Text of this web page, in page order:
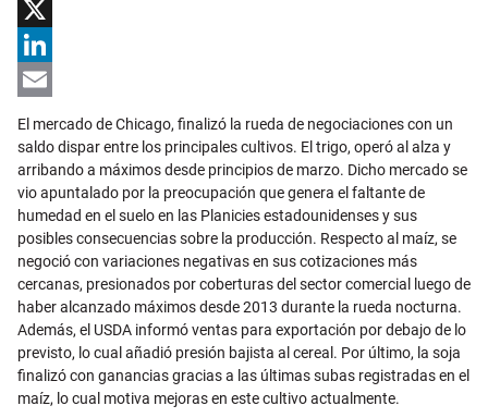
Facebook
X
LinkedIn
Email
El mercado de Chicago, finalizó la rueda de negociaciones con un
saldo dispar entre los principales cultivos. El trigo, operó al alza y
arribando a máximos desde principios de marzo. Dicho mercado se
vio apuntalado por la preocupación que genera el faltante de
humedad en el suelo en las Planicies estadounidenses y sus
posibles consecuencias sobre la producción. Respecto al maíz, se
negoció con variaciones negativas en sus cotizaciones más
cercanas, presionados por coberturas del sector comercial luego de
haber alcanzado máximos desde 2013 durante la rueda nocturna.
Además, el USDA informó ventas para exportación por debajo de lo
previsto, lo cual añadió presión bajista al cereal. Por último, la soja
finalizó con ganancias gracias a las últimas subas registradas en el
maíz, lo cual motiva mejoras en este cultivo actualmente.